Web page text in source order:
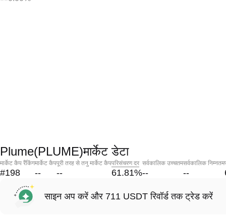
Plume(PLUME)मार्केट डेटा
मार्केट कैप रैंकिंग
#198
मार्केट कैप
--
पूरी तरह से तनु मार्केट कैप
--
परिसंचरण दर
61.81%
सर्वकालिक उच्चतम
--
सर्वकालिक निम्नतम
--
साइन अप करें और 711 USDT रिवॉर्ड तक ट्रेड करें